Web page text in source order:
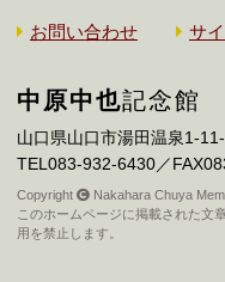
お問い合わせ サ
中原中也記念館
山口県山口市湯田温泉1-
TEL083-932-6430／
Copyright
Nakahara Chuya
このホームページに掲載された文
用を禁止します。